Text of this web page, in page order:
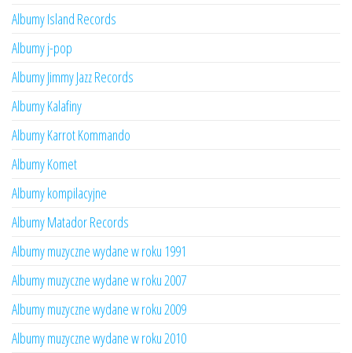
Albumy Island Records
Albumy j-pop
Albumy Jimmy Jazz Records
Albumy Kalafiny
Albumy Karrot Kommando
Albumy Komet
Albumy kompilacyjne
Albumy Matador Records
Albumy muzyczne wydane w roku 1991
Albumy muzyczne wydane w roku 2007
Albumy muzyczne wydane w roku 2009
Albumy muzyczne wydane w roku 2010